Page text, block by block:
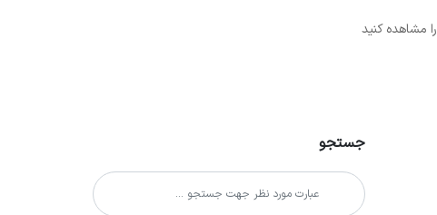
مشاهده کنيد
جستجو